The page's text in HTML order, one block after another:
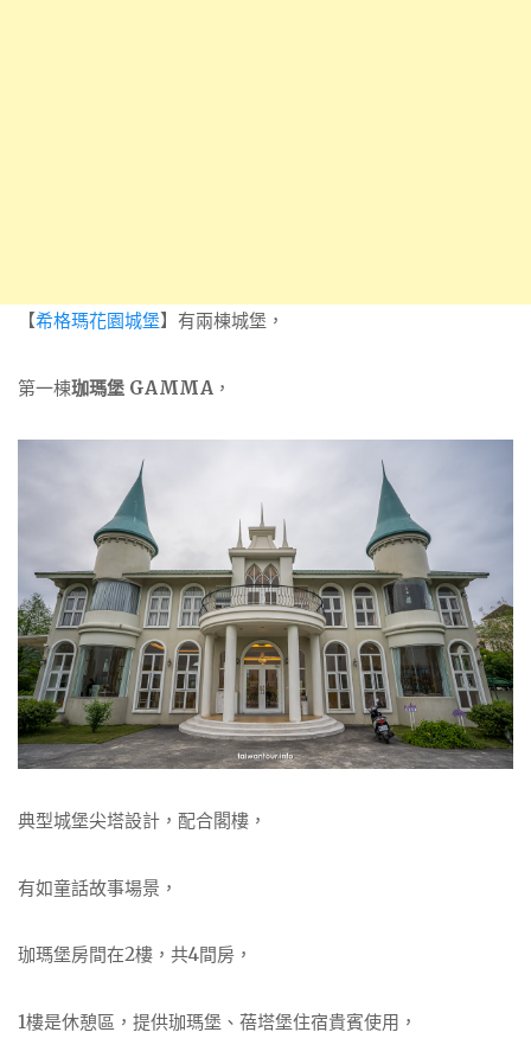
【希格瑪花園城堡】有兩棟城堡，
第一棟珈瑪堡 GAMMA ，
典型城堡尖塔設計，配合閣樓，
有如童話故事場景，
珈瑪堡房間在2樓，共4間房，
1樓是休憩區，提供珈瑪堡、蓓塔堡住宿貴賓使用，